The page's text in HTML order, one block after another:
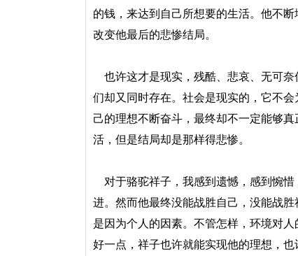
的钱，来达到自己所想要的生活。他不
改变他最后的悲惨结局。
也许这才是现实，残酷、悲哀、无可奈
们却又同时存在。社会是现实的，它不
己的理想不断奋斗，最终却不一定能够
活，但是结局却是那样得悲惨。
对于骆驼祥子，我感到遗憾，感到惋惜
进。然而他最终没能战胜自己，没能战
是因为个人的因素。不管怎样，环境对
好一点，祥子也许就能实现他的理想，